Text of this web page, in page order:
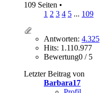
109 Seiten •
1 2 3 4 5 ... 109
Antworten: 4.325
Hits: 1.110.977
Bewertung0 / 5
Letzter Beitrag von
Barbara17